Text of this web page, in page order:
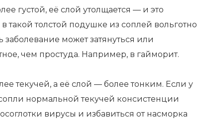
густой, её слой утолщается — и это
такой толстой подушке из соплей вольготно
заболевание может затянуться или
чем простуда. Например, в гайморит.
текучей, а её слой — более тонким. Если у
нормальной текучей консистенции
вирусы и избавиться от насморка